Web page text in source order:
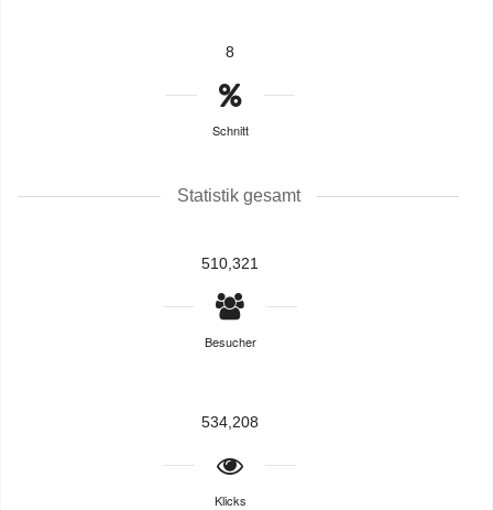
8
Schnitt
Statistik gesamt
510,321
Besucher
534,208
Klicks